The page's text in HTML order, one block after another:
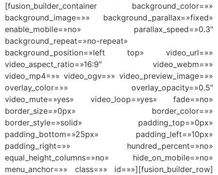
[fusion_builder_container background_color=»»
background_image=»» background_parallax=»fixed»
enable_mobile=»no» parallax_speed=»0.3″
background_repeat=»no-repeat»
background_position=»left top» video_url=»»
video_aspect_ratio=»16:9″ video_webm=»»
video_mp4=»» video_ogv=»» video_preview_image=»»
overlay_color=»» overlay_opacity=»0.5″
video_mute=»yes» video_loop=»yes» fade=»no»
border_size=»0px» border_color=»»
border_style=»solid» padding_top=»0px»
padding_bottom=»25px» padding_left=»10px»
padding_right=»» hundred_percent=»no»
equal_height_columns=»no» hide_on_mobile=»no»
menu_anchor=»» class=»» id=»»][fusion_builder_row]